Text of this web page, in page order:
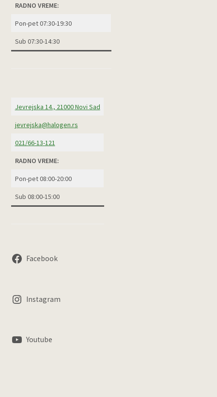
RADNO VREME:
Pon-pet 07:30-19:30
Sub 07:30-14:30
Jevrejska 14., 21000 Novi Sad
jevrejska@halogen.rs
021/66-13-121
RADNO VREME:
Pon-pet 08:00-20:00
Sub 08:00-15:00
Facebook
Instagram
Youtube